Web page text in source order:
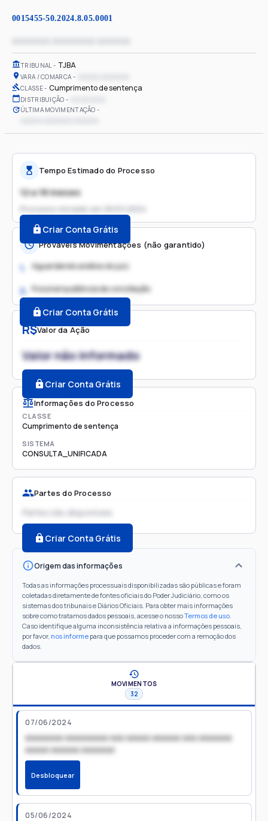
0015455-50.2024.8.05.0001
TRIBUNAL TJBA
VARA / COMARCA
CLASSE Cumprimento de sentença
DISTRIBUIÇÃO
ÚLTIMA MOVIMENTAÇÃO
R$Valor da Ação
Valor não informado
Criar Conta Grátis
Informações do Processo
CLASSE
Cumprimento de sentença
SISTEMA
CONSULTA_UNIFICADA
Partes do Processo
Partes não disponíveis
Criar Conta Grátis
Origem das informações
Todas as informações processuais disponibilizadas são públicas e foram
coletadas diretamente de fontes oficiais do Poder Judiciário, como os
sistemas dos tribunais e Diários Oficiais. Para obter mais informações
sobre como tratamos dados pessoais, acesse o nossoTermos de uso.
Caso identifique alguma inconsistência relativa a informações pessoais,
por favor, nos informe para que possamos proceder com a remoção dos
dados.
Tempo Estimado do Processo
12 a 18 meses
Processo iniciado em
Criar Conta Grátis
Prováveis Movimentações (não garantido)
1. Aguardando análise do juiz
2. Possível audiência de conciliação
Criar Conta Grátis
MOVIMENTOS
32
07/06/2024
xxxxxxxx xxxxxxxxx xxx xxxxx xxxxxx xxx xxxxxxx
xxxxx xxxxxx xxxxxxx
Desbloquear
05/06/2024